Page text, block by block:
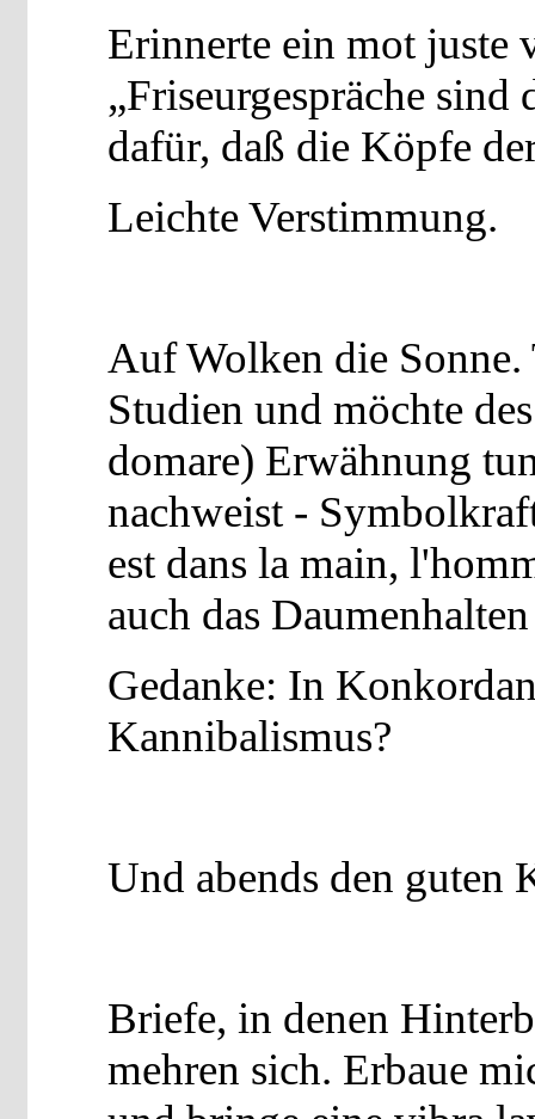
Erinnerte ein mot juste
„Friseurgespräche
dafür, daß die Köpfe
Leichte Verstimmung.
Auf Wolken die Sonne.
Studien und möchte
domare) Erwähnung
nachweist -
est dans la main,
auch das
Gedanke: In
Kannibalismus?
Und abends den guten
Briefe, in denen
mehren sich. Erbaue